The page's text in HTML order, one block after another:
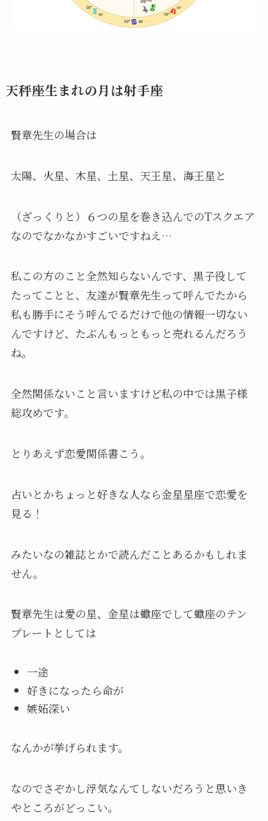
天秤座生まれの月は射手座
賢章先生の場合は
太陽、火星、木星、土星、天王星、海王星と
（ざっくりと）６つの星を巻き込んでのTスクエア
なのでなかなかすごいですねえ…
私この方のこと全然知らないんです、黒子役して
たってことと、友達が賢章先生って呼んでたから
私も勝手にそう呼んでるだけで他の情報一切ない
んですけど、たぶんもっともっと売れるんだろう
ね。
全然関係ないこと言いますけど私の中では黒子様
総攻めです。
とりあえず恋愛関係書こう。
占いとかちょっと好きな人なら金星星座で恋愛を
見る！
みたいなの雑誌とかで読んだことあるかもしれま
せん。
賢章先生は愛の星、金星は蠍座でして蠍座のテン
プレートとしては
一途
好きになったら命が
嫉妬深い
なんかが挙げられます。
なのでさぞかし浮気なんてしないだろうと思いき
やところがどっこい。